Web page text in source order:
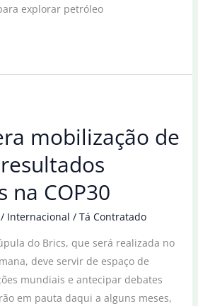
explorar petróleo
mobilização de
na COP30
/ Internacional / Tá Contratado
do Brics, que será realizada no
deve servir de espaço de
mundiais e antecipar debates
em pauta daqui a alguns meses,